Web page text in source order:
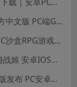
《欲之梦 Dream Lust》v1.1.9 官方中文版 PC端Galgame推荐
星露谷物语V1.6.15 MOD整合版-PC沙盒RPG游戏STEAM官中+200款美化MOD
战火使命手游公测：0.1折送可触碰战姬 安卓IOS双端互通中文版
永恒世界 Eternum 0.8.5精翻汉化版发布 PC安卓双端 SLG游戏